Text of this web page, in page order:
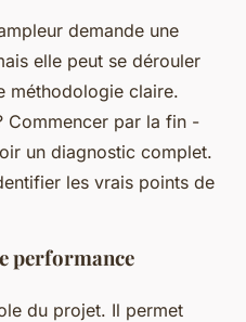
demande une
elle peut se dérouler
méthodologie claire.
Commencer par la fin -
un diagnostic complet.
les vrais points de
performance
du projet. Il permet